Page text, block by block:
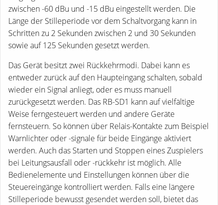
zwischen -60 dBu und -15 dBu eingestellt werden. Die
Länge der Stilleperiode vor dem Schaltvorgang kann in
Schritten zu 2 Sekunden zwischen 2 und 30 Sekunden
sowie auf 125 Sekunden gesetzt werden.
Das Gerät besitzt zwei Rückkehrmodi. Dabei kann es
entweder zurück auf den Haupteingang schalten, sobald
wieder ein Signal anliegt, oder es muss manuell
zurückgesetzt werden. Das RB-SD1 kann auf vielfältige
Weise ferngesteuert werden und andere Geräte
fernsteuern. So können über Relais-Kontakte zum Beispiel
Warnlichter oder -signale für beide Eingänge aktiviert
werden. Auch das Starten und Stoppen eines Zuspielers
bei Leitungsausfall oder -rückkehr ist möglich. Alle
Bedienelemente und Einstellungen können über die
Steuereingänge kontrolliert werden. Falls eine längere
Stilleperiode bewusst gesendet werden soll, bietet das